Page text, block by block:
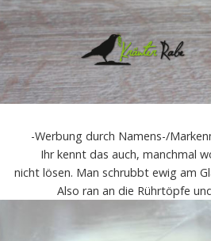
-Werbung durch Namens-/
Ihr kennt das auch, manchmal
nicht lösen. Man schrubbt ewig am
Also ran an die Rührtöpfe